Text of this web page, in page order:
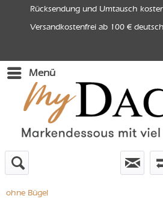
Rücksendung und Umtausch
Versandkostenfrei ab 100 €
Menü
ohne Bügel